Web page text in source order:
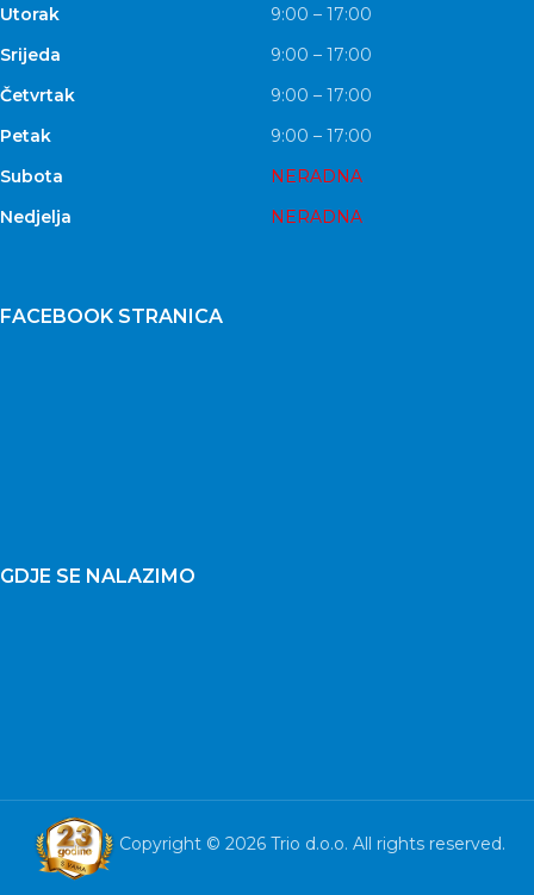
Utorak
9:00 – 17:00
Srijeda
9:00 – 17:00
Četvrtak
9:00 – 17:00
Petak
9:00 – 17:00
Subota
NERADNA
Nedjelja
NERADNA
FACEBOOK STRANICA
GDJE SE NALAZIMO
Copyright © 2026 Trio d.o.o. All rights reserved.